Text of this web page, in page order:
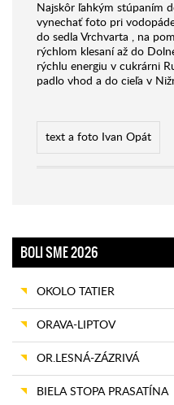
Najskôr ľahkým stúpaním
vynechať foto pri
do sedla Vrchvarta , na
rýchlom klesaní až do
rýchlu energiu v cukrárni
padlo vhod a do cieľa v
text a foto Ivan Opát
BOLI SME 2026
OKOLO TATIER
ORAVA-LIPTOV
OR.LESNÁ-ZÁZRIVÁ
BIELA STOPA PRASATÍNA